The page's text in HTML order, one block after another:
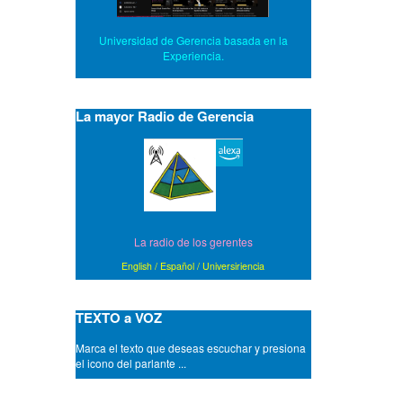
Universidad de Gerencia basada en la
Experiencia.
La mayor Radio de Gerencia
La radio de los gerentes
English / Español /Universiriencia
TEXTO a VOZ
Marca el texto que deseas escuchar y presiona
el icono del parlante ...
puertas abiertas.
- A buen capellan mejor sacristan.
- A buen entendedor, a señas.
- A buen sueño, no hay cama dura.
- A buenos ocios, malos negocios.
- A caballo regalado no hay que mirarle el
diente.